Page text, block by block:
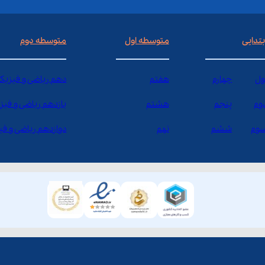
چهارم
پنجم
ششم
متوسطه اول
هفتم
هشتم
نهم
متوسطه دوم
دهم ریاضی و
یازدهم ریاضی و
دوازدهم ریاضی و